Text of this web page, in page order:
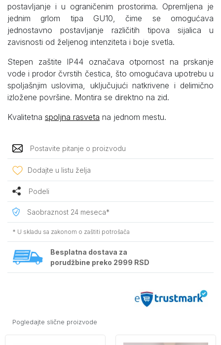
postavljanje i u ograničenim prostorima. Opremljena je
jednim grlom tipa GU10, čime se omogućava
jednostavno postavljanje različitih tipova sijalica u
zavisnosti od željenog intenziteta i boje svetla.
Stepen zaštite IP44 označava otpornost na prskanje
vode i prodor čvrstih čestica, što omogućava upotrebu u
spoljašnjim uslovima, uključujući natkrivene i delimično
izložene površine. Montira se direktno na zid.
Kvalitetna spoljna rasveta na jednom mestu.
Postavite pitanje o proizvodu
Dodajte u listu želja
Podeli
Saobraznost 24 meseca*
* U skladu sa zakonom o zaštiti potrošača
Besplatna dostava za
porudžbine preko 2999 RSD
Pogledajte slične proizvode